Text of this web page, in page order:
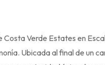
Verde Estates en
Ubicada al final de un